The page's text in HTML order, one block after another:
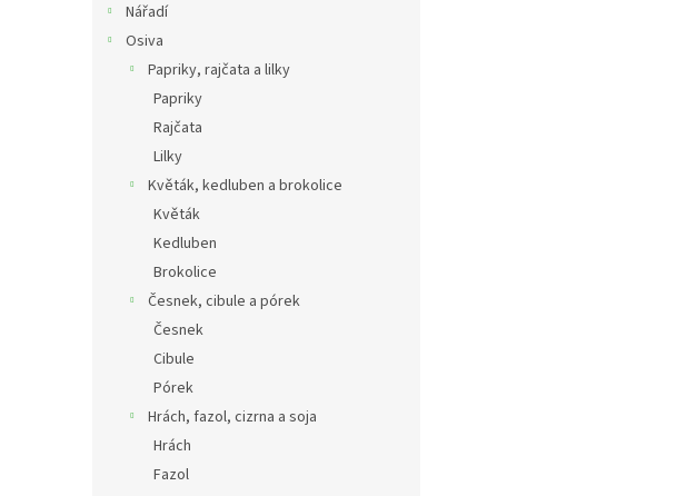
Nářadí
Osiva
Papriky, rajčata a lilky
Papriky
Rajčata
Lilky
Květák, kedluben a brokolice
Květák
Kedluben
Brokolice
Česnek, cibule a pórek
Česnek
Cibule
Pórek
Hrách, fazol, cizrna a soja
Hrách
Fazol